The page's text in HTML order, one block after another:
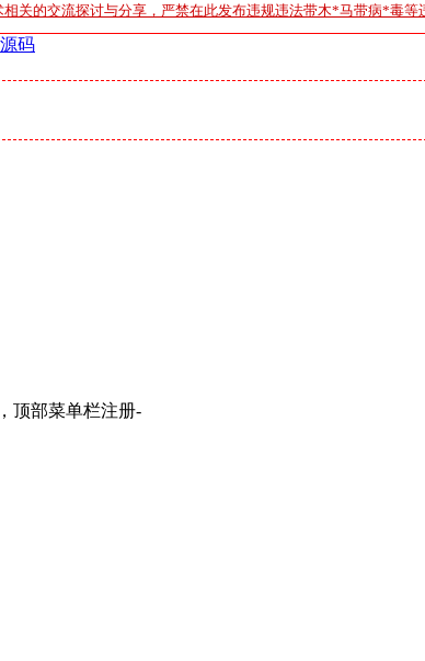
关的交流探讨与分享，严禁在此发布违规违法带木*马带病*毒
码
顶部菜单栏注册-